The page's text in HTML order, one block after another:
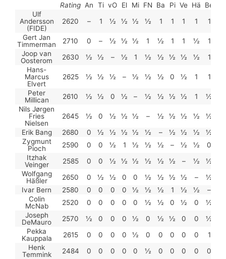
Rating An Ti vO El Mi FN Ba Pi Ve Hä Be
Ulf
Andersson
(FIDE)
2620 – 1 ½ ½ ½ ½ 1 1 1 1 1
Gert Jan
Timmerman
2710 0 – ½ ½ ½ 1 ½ 1 1 ½ 1
Joop van
Oosterom
2630 ½ ½ – ½ 1 ½ ½ ½ ½ ½ 1
Hans-
Marcus
Elvert
2625 ½ ½ ½ – ½ ½ ½ 0 ½ 1 1
Peter
Millican
2610 ½ ½ 0 ½ – ½ ½ ½ ½ 1 ½
Nils Jørgen
Fries
Nielsen
2645 ½ 0 ½ ½ ½ – ½ ½ ½ ½ ½
Erik Bang
2680 0 ½ ½ ½ ½ ½ – ½ ½ ½ ½
Zygmunt
Pioch
2590 0 0 ½ 1 ½ ½ ½ – ½ ½ 0
Itzhak
Veinger
2585 0 0 ½ ½ ½ ½ ½ ½ – ½ ½
Wolfgang
Häßler
2650 0 ½ ½ 0 0 ½ ½ ½ ½ – ½
Ivar Bern
2580 0 0 0 0 ½ ½ ½ 1 ½ ½ –
Colin
McNab
2520 0 0 0 0 0 ½ ½ 0 ½ 0 ½
Joseph
DeMauro
2570 ½ 0 0 0 ½ 0 ½ ½ 0 0 ½
Pekka
Kauppala
2615 0 0 0 0 ½ 0 0 0 0 0 1
Henk
Temmink
2484 0 0 0 0 0 ½ 0 0 0 0 0